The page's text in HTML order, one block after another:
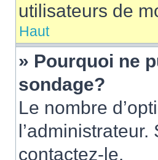
utilisateurs de
Haut
» Pourquoi ne
sondage?
Le nombre
contactez-le.